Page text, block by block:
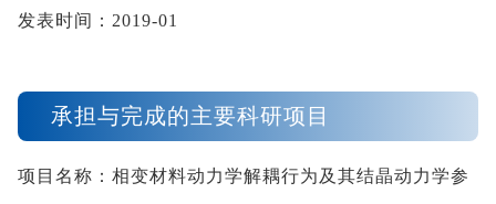
发表时间： 2019-01
承担与完成的主要科研项目
项目名称：相变材料动力学解耦行为及其结晶动力学参